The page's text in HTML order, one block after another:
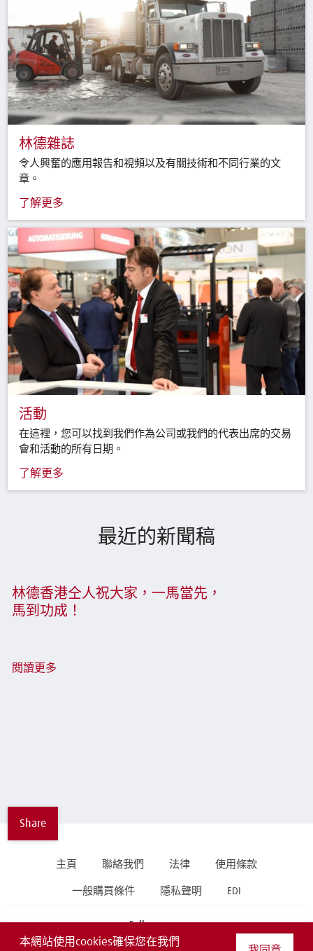
本網站使用cookies確保您在我們
林德雜誌
令人興奮的應用報告和視頻以及有關技術和不同行業的文
章。
了解更多
活動
在這裡，您可以找到我們作為公司或我們的代表出席的交易
會和活動的所有日期。
了解更多
最近的新聞稿
林德香港仝人祝大家，一馬當先，
馬到功成！
閱讀更多
Share
主頁 聯絡我們 法律 使用條款
一般購買條件 隱私聲明 EDI
Follow us on